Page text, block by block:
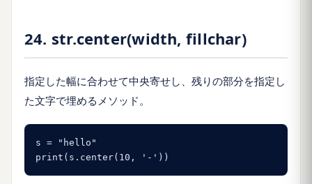
24. str.center(width, fillchar)
指定した幅に合わせて中央寄せし、残りの部分を指定し
た文字で埋めるメソッド。
s = "hello"
print(s.center(10, '-'))